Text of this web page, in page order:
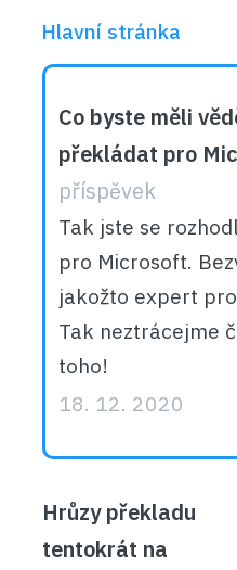
Hlavní stránka
Co byste měli
překládat pro
Tak jste se
pro Microsoft.
jakožto expert
Tak neztrácejme
toho!
18. 12. 2020
Hrůzy překladu
tentokrát na